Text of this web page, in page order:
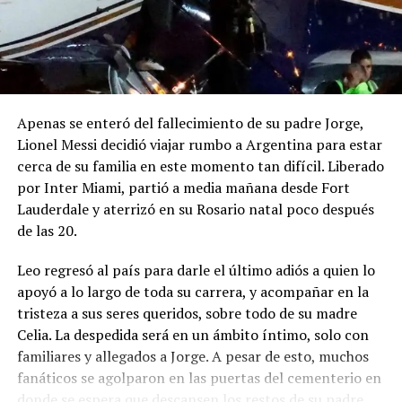
Apenas se enteró del fallecimiento de su padre Jorge,
Lionel Messi decidió viajar rumbo a Argentina para estar
cerca de su familia en este momento tan difícil. Liberado
por Inter Miami, partió a media mañana desde Fort
Lauderdale y aterrizó en su Rosario natal poco después
de las 20.
Leo regresó al país para darle el último adiós a quien lo
apoyó a lo largo de toda su carrera, y acompañar en la
tristeza a sus seres queridos, sobre todo de su madre
Celia. La despedida será en un ámbito íntimo, solo con
familiares y allegados a Jorge. A pesar de esto, muchos
fanáticos se agolparon en las puertas del cementerio en